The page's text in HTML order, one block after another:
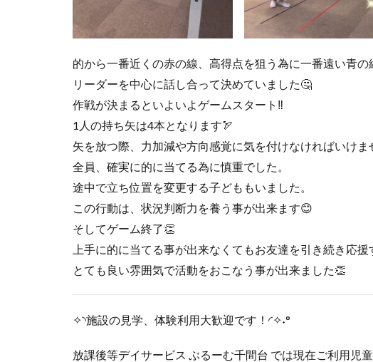
的から一番近くの赤の線、高得点を狙う為に一番遠い青の
リーダーを中心に話し合って決めていました🤔
作戦が決まるといよいよゲームスタート‼
1人の持ち矢は4本となります🏹
矢を放つ際、力加減や方向感覚に気を付けなければいけま
全員、確実に的に当てる為に慎重でした。
途中で立ち位置を変更する子どももいました。
この行動は、状況判断力を養う事が出来ます😊
そしてゲーム終了👏
上手に的に当てる事が出来なくてもお友達を引き続き応援
とても良い雰囲気で活動をおこなう事が出来ました👏
✧◝施設の見学、体験利用大歓迎です！◜✧˖°
放課後等デイサービス ぶるーむ千間台 では現在ご利用児